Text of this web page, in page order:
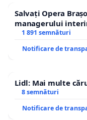
Salvați Opera
managerului
1 891 semnături
Notificare de
Lidl: Mai multe
8 semnături
Notificare de